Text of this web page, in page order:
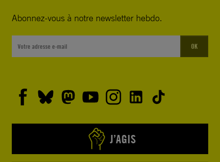
Abonnez-vous à notre newsletter hebdo.
OK
J’AGIS